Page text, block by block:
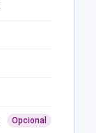
Opcional